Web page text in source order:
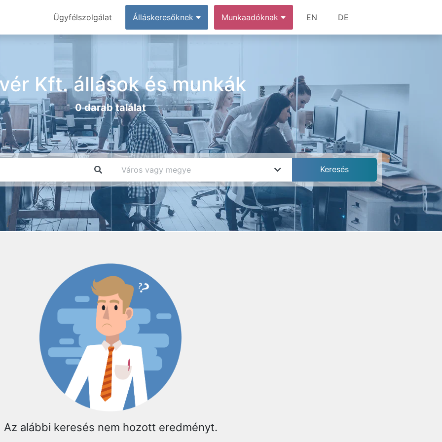
Ügyfélszolgálat Álláskeresőknek Munkaadóknak EN DE
Kft. állások és munkák
0 darab találat
Az alábbi keresés nem hozott eredményt.